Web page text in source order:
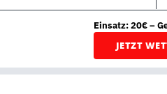
Einsatz: 20€ –
JETZT